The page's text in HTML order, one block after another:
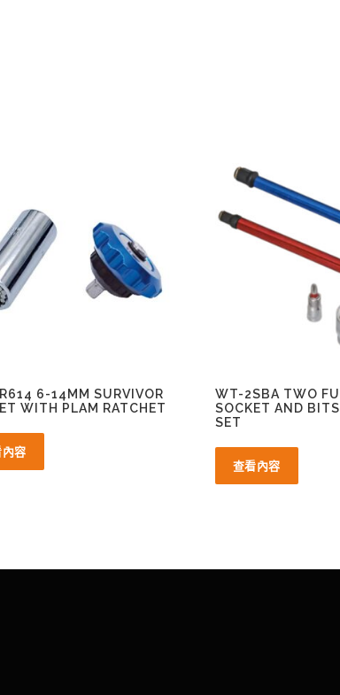
6-14MM SURVIVOR
WITH PLAM RATCHET
容
WT-2SBA TWO
SOCKET AND
SET
查看內容